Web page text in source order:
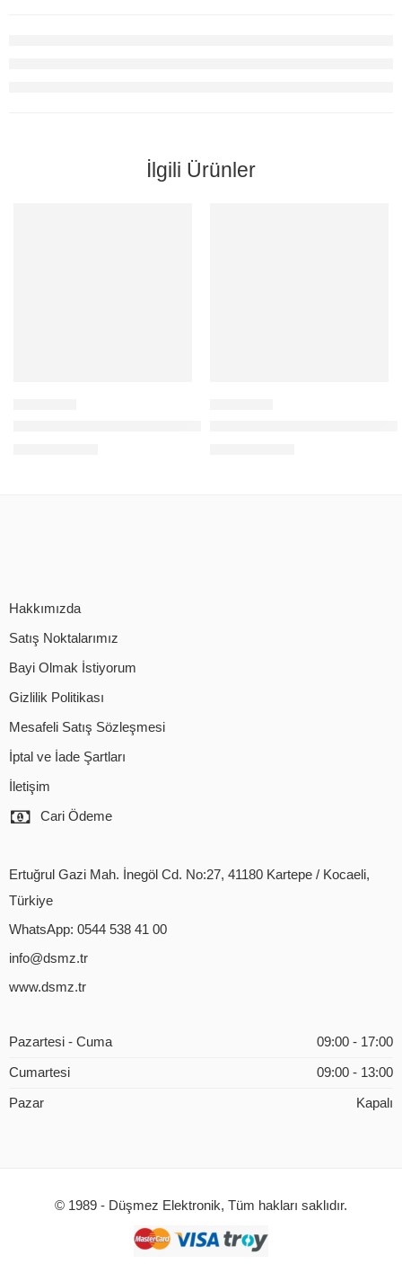
İlgili Ürünler
Hakkımızda
Satış Noktalarımız
Bayi Olmak İstiyorum
Gizlilik Politikası
Mesafeli Satış Sözleşmesi
İptal ve İade Şartları
İletişim
Cari Ödeme
Ertuğrul Gazi Mah. İnegöl Cd. No:27, 41180 Kartepe / Kocaeli,
Türkiye
WhatsApp: 0544 538 41 00
info@dsmz.tr
www.dsmz.tr
Pazartesi - Cuma 09:00 - 17:00
Cumartesi 09:00 - 13:00
Pazar Kapalı
© 1989 - Düşmez Elektronik, Tüm hakları saklıdır.